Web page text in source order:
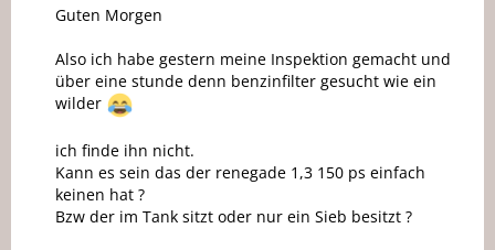
Guten Morgen
Also ich habe gestern meine Inspektion gemacht und
über eine stunde denn benzinfilter gesucht wie ein
wilder
ich finde ihn nicht.
Kann es sein das der renegade 1,3 150 ps einfach
keinen hat ?
Bzw der im Tank sitzt oder nur ein Sieb besitzt ?